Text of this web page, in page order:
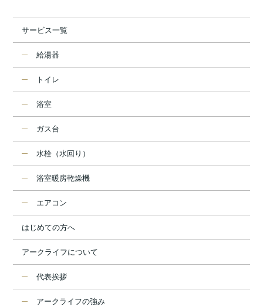
サービス一覧
給湯器
トイレ
浴室
ガス台
水栓（水回り）
浴室暖房乾燥機
エアコン
はじめての方へ
アークライフについて
代表挨拶
アークライフの強み